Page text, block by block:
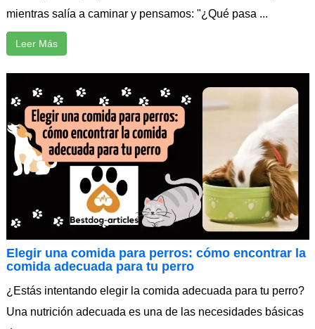
mientras salía a caminar y pensamos: "¿Qué pasa ...
Leer Más
Elegir una comida para perros: cómo encontrar la
comida adecuada para tu perro
¿Estás intentando elegir la comida adecuada para tu perro?
Una nutrición adecuada es una de las necesidades básicas